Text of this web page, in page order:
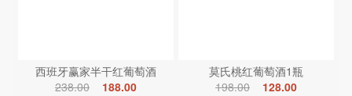
西班牙赢家半干红葡萄酒
238.00
188.00
莫氏桃红葡萄酒1瓶
198.00
128.00